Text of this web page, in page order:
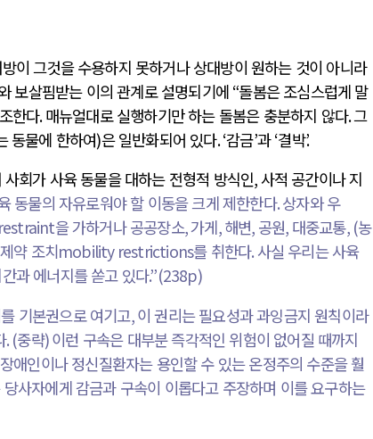
이 그것을 수용하지 못하거나 상대방이 원하는 것이 아니라
보살핌받는 이의 관계로 설명되기에“돌봄은 조심스럽게 말
한다.매뉴얼대로 실행하기만 하는 돌봄은 충분하지 않다.그
동물에 한하여)은 일반화되어 있다. ‘감금’과‘결박’.
회가 사육 동물을 대하는 전형적 방식인,사적 공간이나 지
동물의 자유로워야 할 이동을 크게 제한한다.상자와 우
을 가하거나 공공장소,가게,해변, 공원, 대중교통, (농
약 조치mobility restrictions를 취한다. 사실 우리는 사육
과 에너지를 쏟고 있다.”(238p)
기본권으로 여기고,이 권리는 필요성과 과잉금지 원칙이라
. (중략)이런 구속은 대부분 즉각적인 위험이 없어질 때까지
애인이나 정신질환자는 용인할 수 있는 온정주의 수준을 훨
사자에게 감금과 구속이 이롭다고 주장하며 이를 요구하는